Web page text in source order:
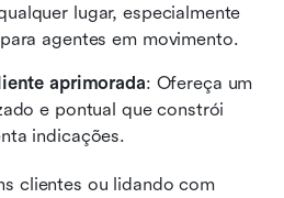
lugar, especialmente
agentes em movimento.
aprimorada: Ofereça um
e pontual que constrói
indicações.
clientes ou lidando com